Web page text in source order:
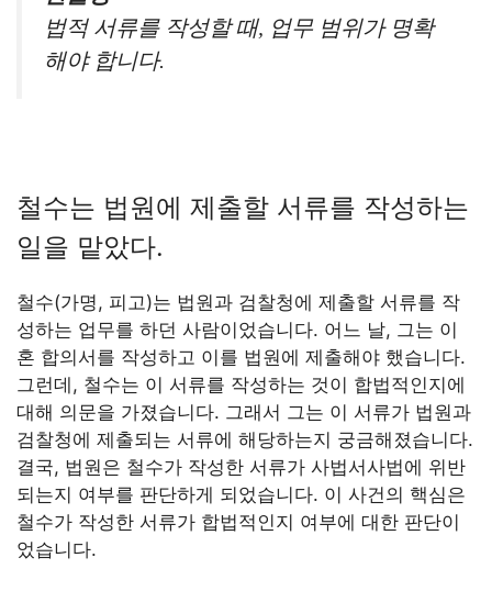
법적 서류를 작성할 때, 업무 범위가 명확
해야 합니다.
철수는 법원에 제출할 서류를 작성하는
일을 맡았다.
철수(가명, 피고)는 법원과 검찰청에 제출할 서류를 작
성하는 업무를 하던 사람이었습니다. 어느 날, 그는 이
혼 합의서를 작성하고 이를 법원에 제출해야 했습니다.
그런데, 철수는 이 서류를 작성하는 것이 합법적인지에
대해 의문을 가졌습니다. 그래서 그는 이 서류가 법원과
검찰청에 제출되는 서류에 해당하는지 궁금해졌습니다.
결국, 법원은 철수가 작성한 서류가 사법서사법에 위반
되는지 여부를 판단하게 되었습니다. 이 사건의 핵심은
철수가 작성한 서류가 합법적인지 여부에 대한 판단이
었습니다.